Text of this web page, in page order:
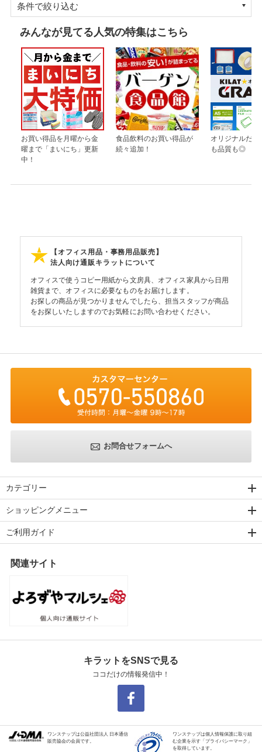
条件で絞り込む
みんなが見てる人気の特集はこちら
お買い得品を月曜から金
曜まで「まいにち」更新
中！
食品飲料のお買い得品が
続々追加！
オリジナルだか
も品質も◎
【オフィス用品・事務用品販売】
法人向け通販キラットについて
オフィスで使うコピー用紙から文房具、オフィス家具から日用
雑貨まで、オフィスに必要なものをお届けします。
お探しの商品が見つかりませんでしたら、担当スタッフが商品
をお探しいたしますのでお気軽にお問い合わせください。
お問合せフォームへ
カテゴリー
ショッピングメニュー
ご利用ガイド
関連サイト
キラットをSNSで見る
ココだけの情報発信中！
ワンステップは公益社団法人 日本通信
販売協会の会員です。
ワンステップは個人情報保護に取り組
む企業を示す「プライバシーマーク」
を取得しています。